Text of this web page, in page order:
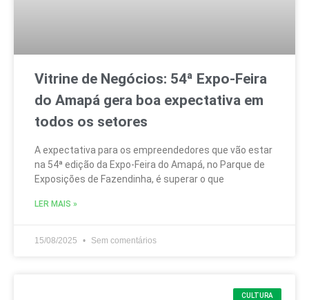
Vitrine de Negócios: 54ª Expo-Feira
do Amapá gera boa expectativa em
todos os setores
A expectativa para os empreendedores que vão estar
na 54ª edição da Expo-Feira do Amapá, no Parque de
Exposições de Fazendinha, é superar o que
LER MAIS »
15/08/2025 Sem comentários
CULTURA